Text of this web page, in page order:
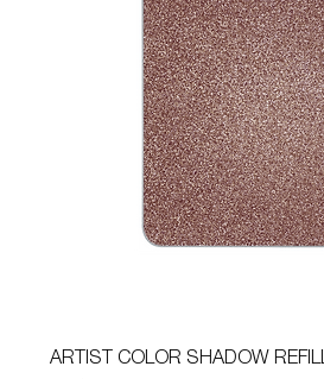
ARTIST COLOR SHADOW REFILL